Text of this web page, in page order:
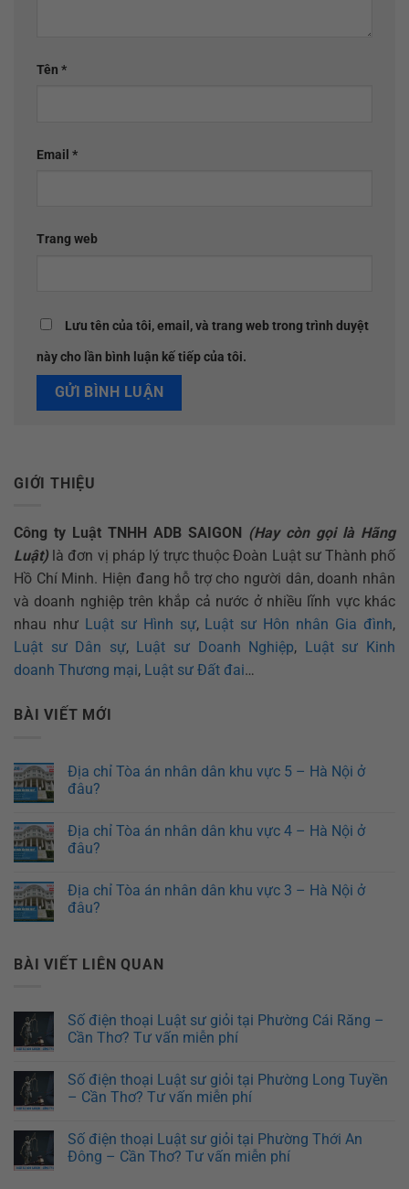
Tên *
Email *
Trang web
Lưu tên của tôi, email, và trang web trong trình duyệt
này cho lần bình luận kế tiếp của tôi.
GIỚI THIỆU
Công ty Luật TNHH ADB SAIGON
(Hay còn gọi là Hãng
Luật) là đơn vị pháp lý trực thuộc Đoàn Luật sư Thành phố
Hồ Chí Minh. Hiện đang hỗ trợ cho người dân, doanh nhân
và doanh nghiệp trên khắp cả nước ở nhiều lĩnh vực khác
nhau như Luật sư Hình sự, Luật sư Hôn nhân Gia đình,
Luật sư Dân sự, Luật sư Doanh Nghiệp,
Luật sư Kinh
doanh Thương mại, Luật sư Đất đai…
BÀI VIẾT MỚI
Địa chỉ Tòa án nhân dân khu vực 5 – Hà Nội ở
đâu?
Địa chỉ Tòa án nhân dân khu vực 4 – Hà Nội ở
đâu?
Địa chỉ Tòa án nhân dân khu vực 3 – Hà Nội ở
đâu?
BÀI VIẾT LIÊN QUAN
Số điện thoại Luật sư giỏi tại Phường Cái Răng –
Cần Thơ? Tư vấn miễn phí
Số điện thoại Luật sư giỏi tại Phường Long Tuyền
– Cần Thơ? Tư vấn miễn phí
Số điện thoại Luật sư giỏi tại Phường Thới An
Đông – Cần Thơ? Tư vấn miễn phí